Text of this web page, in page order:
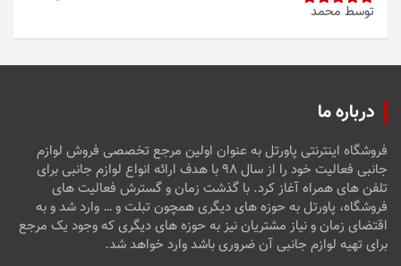
امتیاز5از
توسط محمد
درباره ما
فروشگاه اینترنتی پاورتل به عنوان اولین مرجع تخصصی فروش لوازم
جانبی فعالیت خود را از سال ۹۸ با هدف ارائه انواع لوازم جانبی برای
تلفن های همراه آغاز کرد. با گذشت زمان و گسترش فعالیت های
فروشگاه، پاورتل به حوزه های دیگری همچون تبلت و … وارد شد و به
اقتضای زمان و نیاز مشتریان نیز به حوزه های دیگری که وجود یک مرجع
برای تهیه لوازم جانبی آن ضروری باشد وارد خواهد شد.